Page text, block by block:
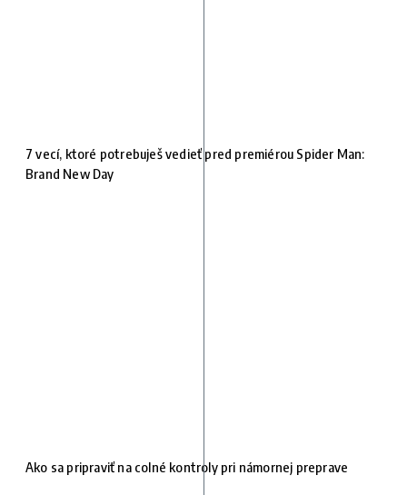
7 vecí, ktoré potrebuješ vedieť pred premiérou Spider Man:
Brand New Day
Ako sa pripraviť na colné kontroly pri námornej preprave